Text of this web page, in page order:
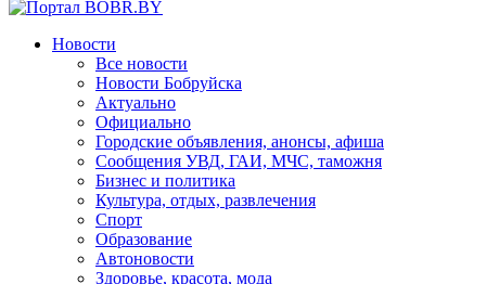
Новости
Все новости
Новости Бобруйска
Актуально
Официально
Городские объявления, анонсы, афиша
Сообщения УВД, ГАИ, МЧС, таможня
Бизнес и политика
Культура, отдых, развлечения
Спорт
Образование
Автоновости
Здоровье, красота, мода